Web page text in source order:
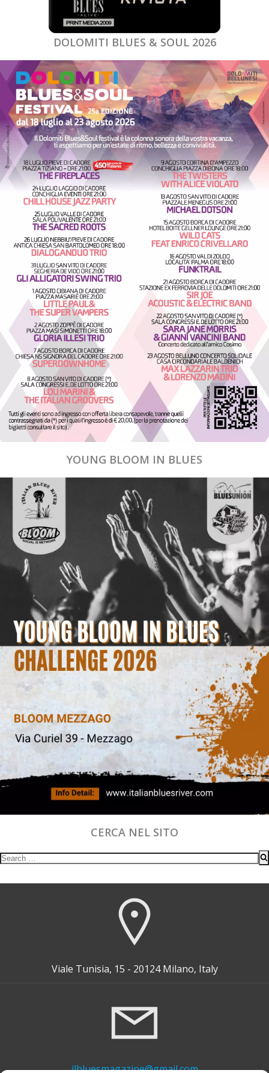
DOLOMITI BLUES & SOUL 2026
YOUNG BLOOM IN BLUES
CERCA NEL SITO
Search
Viale Tunisia, 15 - 20124 Milano, Italy
ilbluesmagazine@gmail.com